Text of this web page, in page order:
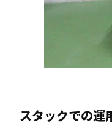
スタックでの運